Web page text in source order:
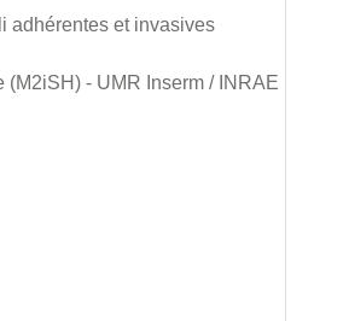
adhérentes et invasives
(M2iSH) - UMR Inserm / INRAE